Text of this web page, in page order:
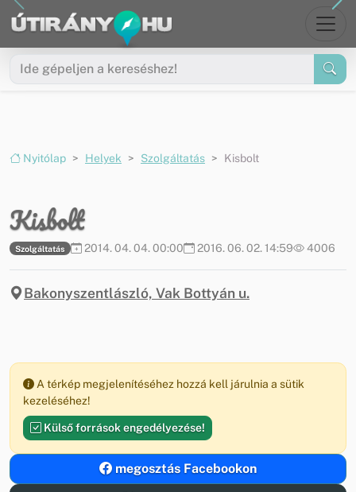
Ugrás a menüre
Ugrás a tartalomra
Nyitólap Helyek Szolgáltatás Kisbolt
Kisbolt
Szolgáltatás 2014. 04. 04. 00:00 2016. 06. 02. 14:59 4006
Bakonyszentlászló, Vak Bottyán u.
A térkép megjelenítéséhez hozzá kell járulnia a sütik
kezeléséhez!
Külső források engedélyezése!
megosztás Facebookon